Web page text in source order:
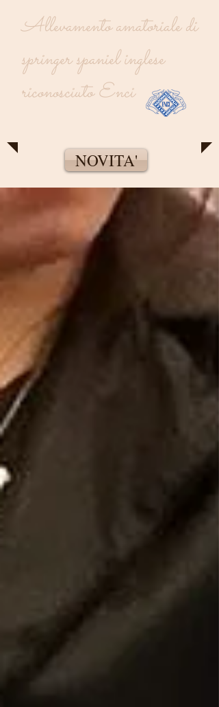
Allevamento amatoriale di
springer spaniel inglese
riconosciuto Enci
NOVITA'